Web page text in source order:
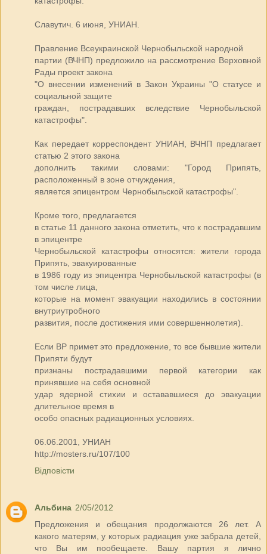
Славутич. 6 июня, УНИАН.
Правление Всеукраинской Чернобыльской народной
партии (ВЧНП) предложило на рассмотрение Верховной
Рады проект закона
"О внесении изменений в Закон Украины "О статусе и
социальной защите
граждан, пострадавших вследствие Чернобыльской
катастрофы".
Как передает корреспондент УНИАН, ВЧНП предлагает
статью 2 этого закона
дополнить такими словами: "Город Припять,
расположенный в зоне отчуждения,
является эпицентром Чернобыльской катастрофы".
Кроме того, предлагается
в статье 11 данного закона отметить, что к пострадавшим
в эпицентре
Чернобыльской катастрофы относятся: жители города
Припять, эвакуированные
в 1986 году из эпицентра Чернобыльской катастрофы (в
том числе лица,
которые на момент эвакуации находились в состоянии
внутриутробного
развития, после достижения ими совершеннолетия).
Если ВР примет это предложение, то все бывшие жители
Припяти будут
признаны пострадавшими первой категории как
принявшие на себя основной
удар ядерной стихии и остававшиеся до эвакуации
длительное время в
особо опасных радиационных условиях.
06.06.2001, УНИАН
http://mosters.ru/107/100
Відповісти
Альбина 2/05/2012
Предложения и обещания продолжаются 26 лет. А
какого матерям, у которых радиация уже забрала детей,
что Вы им пообещаете. Вашу партия я лично